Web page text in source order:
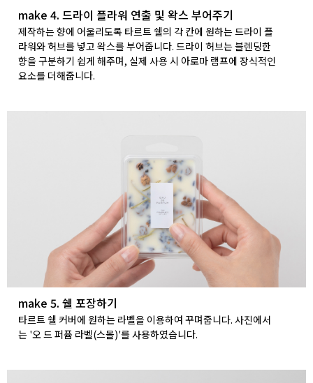
make 4. 드라이 플라워 연출 및 왁스 부어주기
제작하는 향에 어울리도록 타르트 쉘의 각 칸에 원하는 드라이 플
라워와 허브를 넣고 왁스를 부어줍니다. 드라이 허브는 블렌딩한
향을 구분하기 쉽게 해주며, 실제 사용 시 아로마 램프에 장식적인
요소를 더해줍니다.
make 5. 쉘 포장하기
타르트 쉘 커버에 원하는 라벨을 이용하여 꾸며줍니다. 사진에서
는 '오 드 퍼퓸 라벨(스몰)'를 사용하였습니다.